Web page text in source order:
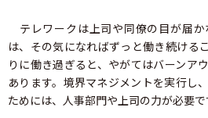
テレワークは上司や同僚の目が届
は、その気になればずっと働き続ける
りに働き過ぎると、やがてはバーンア
あります。境界マネジメントを実行し
ためには、人事部門や上司の力が必要で